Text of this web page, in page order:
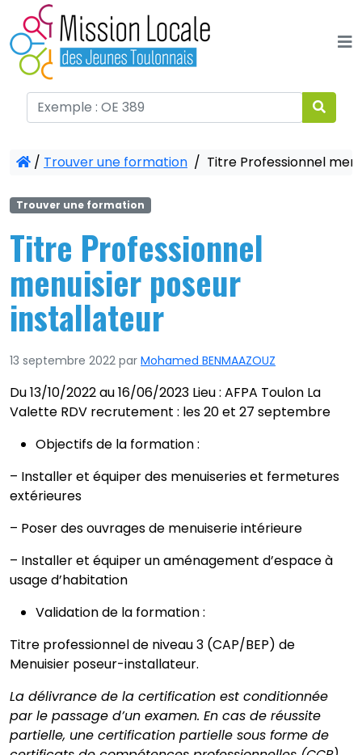
/ Trouver une formation / Titre Professionnel
Trouver une formation
Titre Professionnel
menuisier poseur
installateur
13 septembre 2022 par Mohamed BENMAAZOUZ
Du 13/10/2022 au 16/06/2023 Lieu : AFPA Toulon La
Valette RDV recrutement : les 20 et 27 septembre
Objectifs de la formation :
– Installer et équiper des menuiseries et fermetures
extérieures
– Poser des ouvrages de menuiserie intérieure
– Installer et équiper un aménagement d’espace à
usage d’habitation
Validation de la formation :
Titre professionnel de niveau 3 (CAP/BEP) de
Menuisier poseur-installateur.
La délivrance de la certification est conditionnée
par le passage d’un examen. En cas de réussite
partielle, une certification partielle sous forme de
Panneau de gestion des cookies